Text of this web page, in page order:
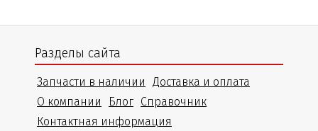
Разделы сайта
Запчасти в наличии
Доставка и оплата
О компании
Блог Справочник
Контактная информация